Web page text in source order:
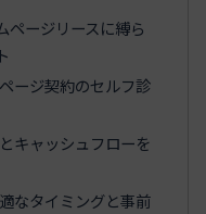
ページリースに縛ら
ージ契約のセルフ診
キャッシュフローを
なタイミングと事前